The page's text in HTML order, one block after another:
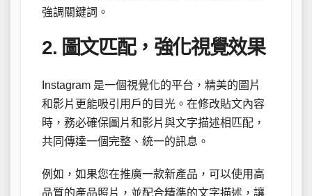
強調關鍵詞。
2. 圖文匹配，強化視覺效果
Instagram 是一個視覺化的平台，精美的圖片
和影片更能吸引用戶的目光。在修改貼文內容
時，務必確保圖片和影片與文字描述相匹配，
共同傳達一個完整、統一的訊息。
例如，如果您在推廣一款新產品，可以使用高
品質的產品照片，並配合精準的文字描述，讓